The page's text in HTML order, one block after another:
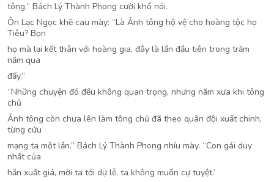
tông.” Bách Lý Thành Phong cười khổ nói.
Ôn Lạc Ngọc khẽ cau mày: “Là Ảnh tông hộ vệ cho hoàng tộc họ
Tiêu? Bọn
họ mà lại kết thân với hoàng gia, đây là lần đầu tiên trong trăm
năm qua
đấy.”
“Những chuyện đó đều không quan trọng, nhưng năm xưa khi tông
chủ
Ảnh tông còn chưa lên làm tông chủ đã theo quân đội xuất chinh,
từng cứu
mạng ta một lần.” Bách Lý Thành Phong nhíu mày. “Con gái duy
nhất của
hắn xuất giá, mời ta tới dự lễ, ta không muốn cự tuyệt.’